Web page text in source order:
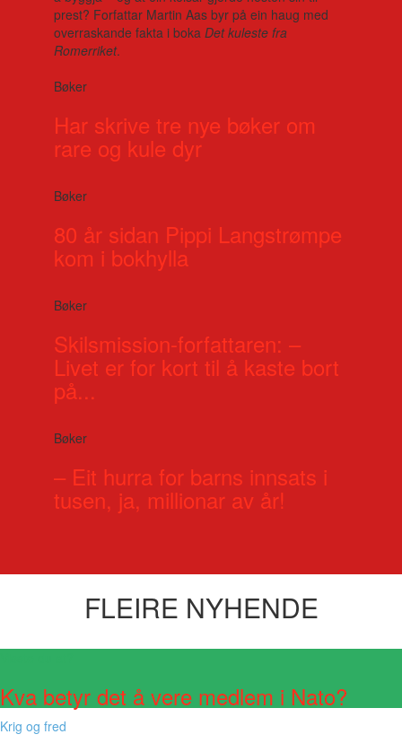
prest? Forfattar Martin Aas byr på ein haug med
overraskande fakta i boka Det kuleste fra
Romerriket.
Bøker
Har skrive tre nye bøker om
rare og kule dyr
Bøker
80 år sidan Pippi Langstrømpe
kom i bokhylla
Bøker
Skilsmission-forfattaren: –
Livet er for kort til å kaste bort
på...
Bøker
– Eit hurra for barns innsats i
tusen, ja, millionar av år!
FLEIRE NYHENDE
Kva betyr det å vere medlem i Nato?
Krig og fred